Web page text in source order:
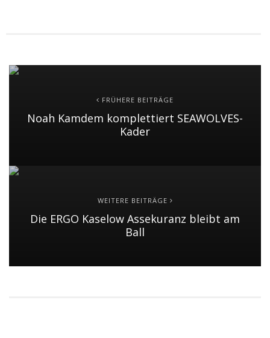
FRÜHERE BEITRÄGE
Noah Kamdem komplettiert SEAWOLVES-
Kader
WEITERE BEITRÄGE
Die ERGO Kaselow Assekuranz bleibt am
Ball